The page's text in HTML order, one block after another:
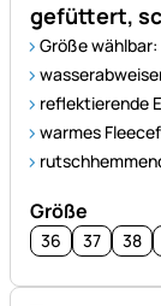
gefüttert,
Größe
reflektierende
warmes
Größe
36 37 38